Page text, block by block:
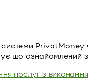
PrivatMoney
що ознайомлений
послуг з